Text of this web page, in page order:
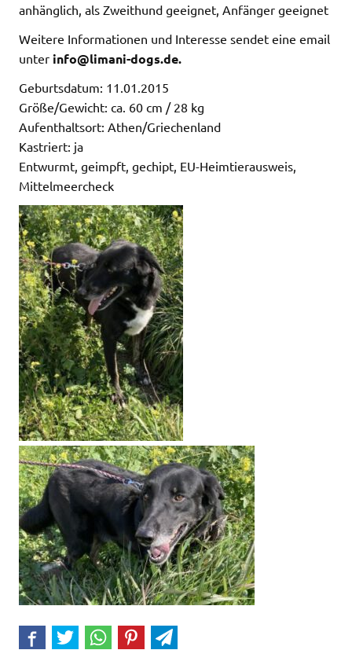
anhänglich, als Zweithund geeignet, Anfänger geeignet
Weitere Informationen und Interesse sendet eine email
unter info@limani-dogs.de.
Geburtsdatum: 11.01.2015
Größe/Gewicht: ca. 60 cm / 28 kg
Aufenthaltsort: Athen/Griechenland
Kastriert: ja
Entwurmt, geimpft, gechipt, EU-Heimtierausweis,
Mittelmeercheck